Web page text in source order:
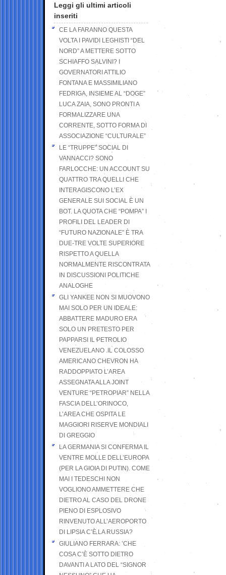
Leggi gli ultimi articoli
inseriti
CE LA FARANNO QUESTA
VOLTA I PAVIDI LEGHISTI “DEL
NORD” A METTERE SOTTO
SCHIAFFO SALVINI? I
GOVERNATORI ATTILIO
FONTANA E MASSIMILIANO
FEDRIGA, INSIEME AL “DOGE”
LUCA ZAIA, SONO PRONTI A
FORMALIZZARE UNA
CORRENTE, SOTTO FORMA DI
ASSOCIAZIONE “CULTURALE”
LE “TRUPPE” SOCIAL DI
VANNACCI? SONO
FARLOCCHE: UN ACCOUNT SU
QUATTRO TRA QUELLI CHE
INTERAGISCONO L’EX
GENERALE SUI SOCIAL È UN
BOT. LA QUOTA CHE “POMPA” I
PROFILI DEL LEADER DI
“FUTURO NAZIONALE” È TRA
DUE-TRE VOLTE SUPERIORE
RISPETTO A QUELLA
NORMALMENTE RISCONTRATA
IN DISCUSSIONI POLITICHE
ANALOGHE
GLI YANKEE NON SI MUOVONO
MAI SOLO PER UN IDEALE:
ABBATTERE MADURO ERA
SOLO UN PRETESTO PER
PAPPARSI IL PETROLIO
VENEZUELANO .IL COLOSSO
AMERICANO CHEVRON HA
RADDOPPIATO L’AREA
ASSEGNATA ALLA JOINT
VENTURE “PETROPIAR” NELLA
FASCIA DELL’ORINOCO,
L’AREA CHE OSPITA LE
MAGGIORI RISERVE MONDIALI
DI GREGGIO
LA GERMANIA SI CONFERMA IL
VENTRE MOLLE DELL’EUROPA
(PER LA GIOIA DI PUTIN). COME
MAI I TEDESCHI NON
VOGLIONO AMMETTERE CHE
DIETRO AL CASO DEL DRONE
PIENO DI ESPLOSIVO
RINVENUTO ALL’AEROPORTO
DI LIPSIA C’È LA RUSSIA?
GIULIANO FERRARA: ’CHE
COSA C’È SOTTO DIETRO
DAVANTI A LATO DEL “SIGNOR